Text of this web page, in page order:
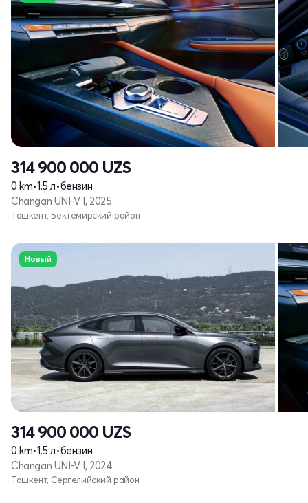
314 900 000 UZS
0 km•1.5 л•бензин
Changan UNI-V I, 2025
Ташкент, Бектемирский район
Новый
314 900 000 UZS
0 km•1.5 л•бензин
Changan UNI-V I, 2024
Ташкент, Сергелийский район